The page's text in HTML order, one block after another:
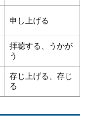
申し上げる
拝聴する、うかが
う
存じ上げる、存じ
る